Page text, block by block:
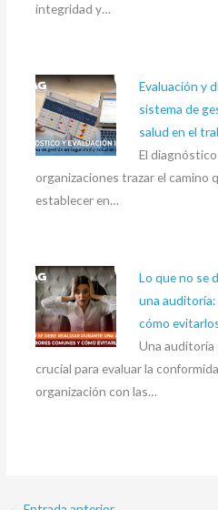
integridad y…
Evaluación y
sistema de
salud en el
El
organizaciones trazar el camino
establecer en…
Lo que no se
una auditoría:
cómo
Una auditoría
crucial para evaluar la
organización con las…